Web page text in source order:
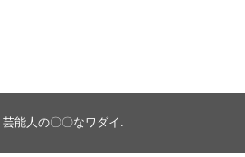
芸能人の〇〇なワダイ